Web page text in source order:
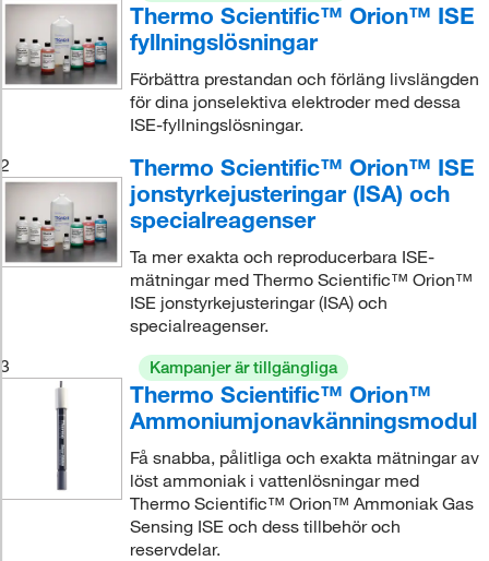
Thermo Scientific™ Orion™ ISE
fyllningslösningar
Förbättra prestandan och förläng livslängden
för dina jonselektiva elektroder med dessa
ISE-fyllningslösningar.
2
Thermo Scientific™ Orion™ ISE
jonstyrkejusteringar (ISA) och
specialreagenser
Ta mer exakta och reproducerbara ISE-
mätningar med Thermo Scientific™ Orion™
ISE jonstyrkejusteringar (ISA) och
specialreagenser.
3
Kampanjer är tillgängliga
Thermo Scientific™ Orion™
Ammoniumjonavkänningsmodul
Få snabba, pålitliga och exakta mätningar av
löst ammoniak i vattenlösningar med
Thermo Scientific™ Orion™ Ammoniak Gas
Sensing ISE och dess tillbehör och
reservdelar.